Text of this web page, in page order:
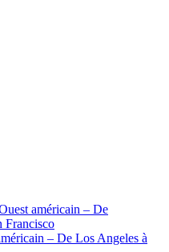
américain – De
Francisco
– De Los Angeles à